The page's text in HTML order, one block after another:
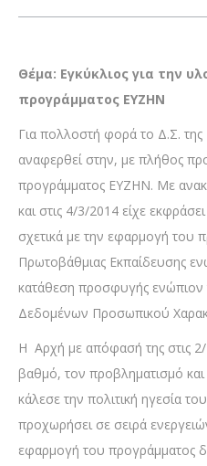
Θέμα: Εγκύκλιος για την
προγράμματος ΕΥΖΗΝ
Για πολλοστή φορά το Δ.Σ.
αναφερθεί στην, με πλήθος
προγράμματος ΕΥΖΗΝ. Με
και στις 4/3/2014 είχε
σχετικά με την εφαρμογή του
Πρωτοβάθμιας Εκπαίδευσης
κατάθεση προσφυγής ενώπιον
Δεδομένων Προσωπικού
Η Αρχή με απόφασή της στις
βαθμό, τον προβληματισμό
κάλεσε την πολιτική ηγεσία
προχωρήσει σε σειρά
εφαρμογή του προγράμματος